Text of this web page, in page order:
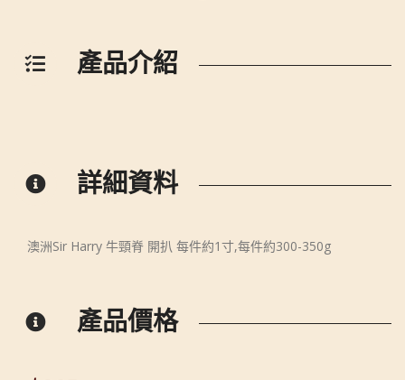
產品介紹
詳細資料
澳洲Sir Harry 牛頸脊 開扒 每件約1寸,每件約300-350g
產品價格